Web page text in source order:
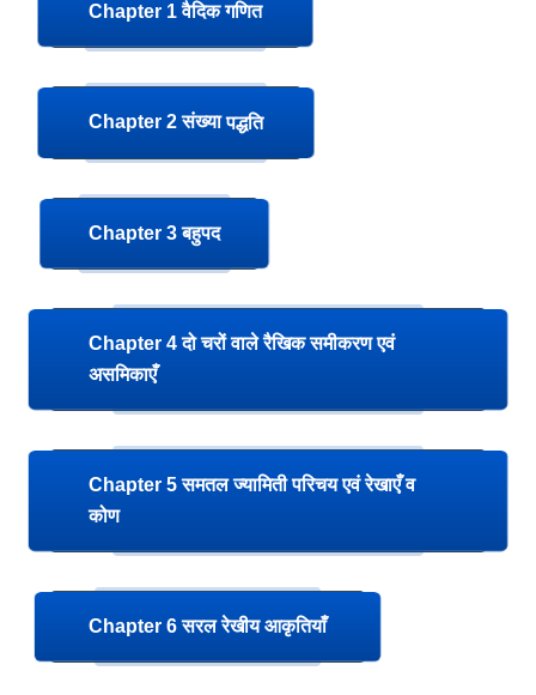
Chapter 1 वैदिक गणित
Chapter 2 संख्यापद्धति
Chapter 3 बहुपद
Chapter 4 दो चरों वाले रैखिक समीकरण एवं
असमिकाएँ
Chapter 5 समतल ज्यामिती परिचय एवं रेखाएँ व
कोण
Chapter 6 सरल रेखीय आकृतियाँ